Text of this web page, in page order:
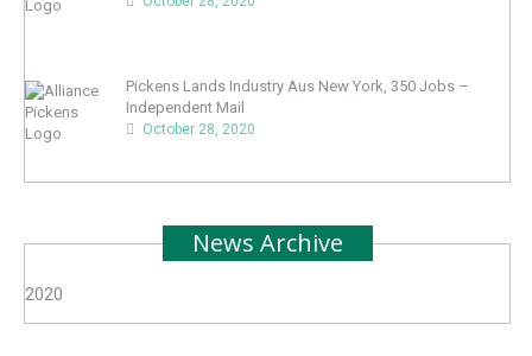
Pickens Lands Industry Aus New York, 350 Jobs –
Independent Mail
October 28, 2020
News Archive
2020